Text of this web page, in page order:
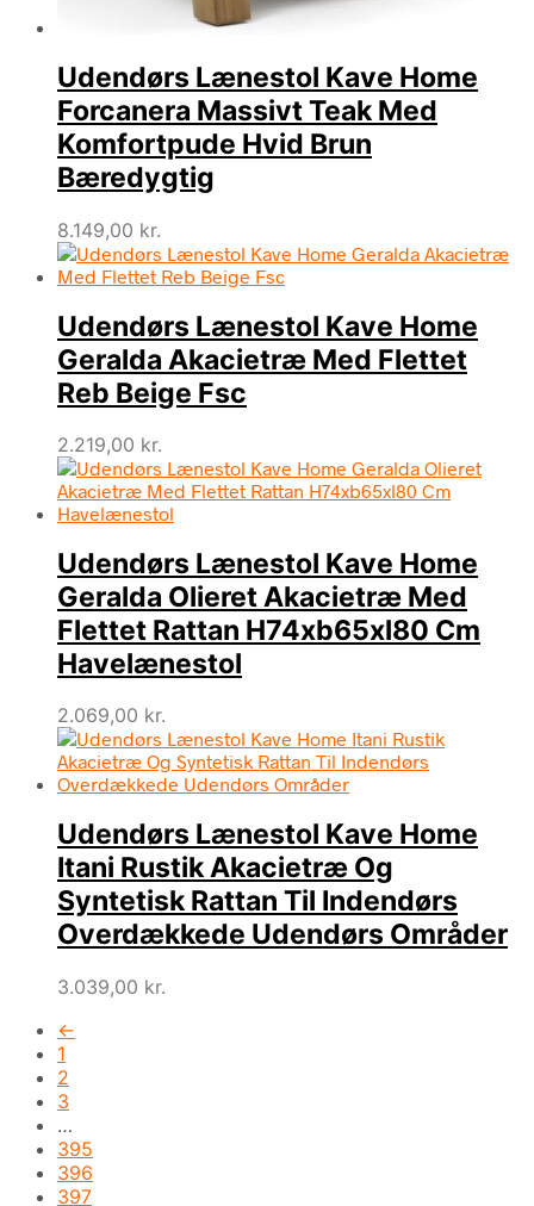
Udendørs Lænestol Kave Home
Forcanera Massivt Teak Med
Komfortpude Hvid Brun
Bæredygtig
8.149,00 kr.
Udendørs Lænestol Kave Home
Geralda Akacietræ Med Flettet
Reb Beige Fsc
2.219,00 kr.
Udendørs Lænestol Kave Home
Geralda Olieret Akacietræ Med
Flettet Rattan H74xb65xl80 Cm
Havelænestol
2.069,00 kr.
Udendørs Lænestol Kave Home
Itani Rustik Akacietræ Og
Syntetisk Rattan Til Indendørs
Overdækkede Udendørs Områder
3.039,00 kr.
←
1
2
3
…
395
396
397